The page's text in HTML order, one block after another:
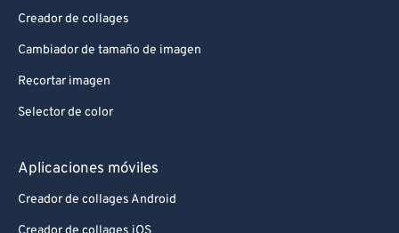
Creador de collages
Cambiador de tamaño de imagen
Recortar imagen
Selector de color
Aplicaciones móviles
Creador de collages Android